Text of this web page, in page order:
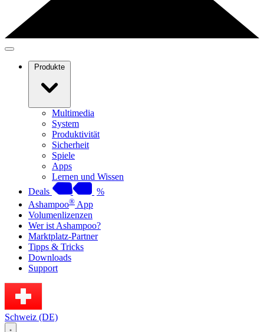
Produkte
Multimedia
System
Produktivität
Sicherheit
Spiele
Apps
Lernen und Wissen
Deals
%
Ashampoo® App
Volumenlizenzen
Wer ist Ashampoo?
Marktplatz-Partner
Tipps & Tricks
Downloads
Support
Schweiz (DE)